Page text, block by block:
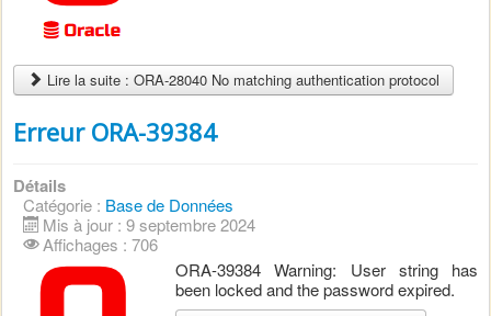
Lire la suite : ORA-28040 No matching authentication protocol
Erreur ORA-39384
Détails
Catégorie : Base de Données
Mis à jour : 9 septembre 2024
Affichages : 706
ORA-39384 Warning: User string has
been locked and the password expired.